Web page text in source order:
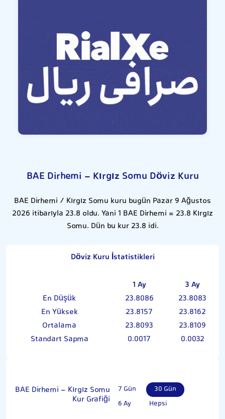
BAE Dirhemi - Kırgız Somu Döviz Kuru
BAE Dirhemi / Kırgız Somu kuru bugün Pazar 9 Ağustos
2026 itibarıyla 23.8 oldu. Yani 1 BAE Dirhemi = 23.8 Kırgız
Somu. Dün bu kur 23.8 idi.
Döviz Kuru İstatistikleri
1 Ay
3 Ay
En Düşük
23.8086
23.8083
En Yüksek
23.8157
23.8162
Ortalama
23.8093
23.8109
Standart Sapma
0.0017 0.0032
BAE Dirhemi - Kırgız Somu
Kur Grafiği
7 Gün
30 Gün
6 Ay
Hepsi